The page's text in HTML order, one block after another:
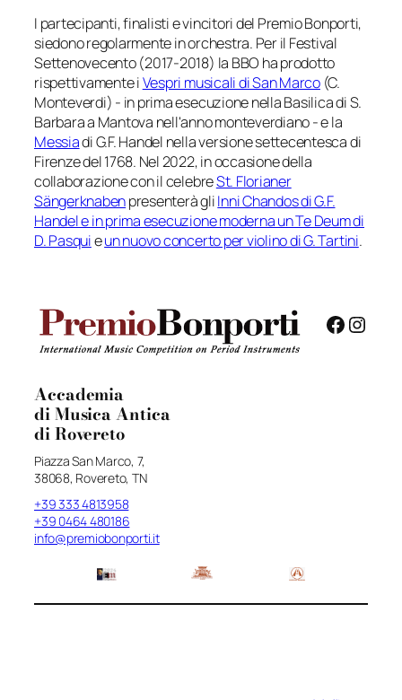
I partecipanti, finalisti e vincitori del Premio Bonporti,
siedono regolarmente in orchestra. Per il Festival
Settenovecento (2017-2018) la BBO ha prodotto
rispettivamente iVespri musicali di San Marco(C.
Monteverdi) - in prima esecuzione nella Basilica di S.
Barbara a Mantova nell'anno monteverdiano - e la
Messiadi G.F. Handel nella versione settecentesca di
Firenze del 1768. Nel 2022, in occasione della
collaborazione con il celebreSt. Florianer
Sängerknabenpresenterà gliInni Chandos di G.F.
Handel e in prima esecuzione moderna un Te Deum di
D. Pasquieun nuovo concerto per violino di G. Tartini.
Accademia
di Musica Antica
di Rovereto
Piazza San Marco, 7,
38068, Rovereto, TN
+39 333 4813958
+39 0464 480186
info@premiobonporti.it